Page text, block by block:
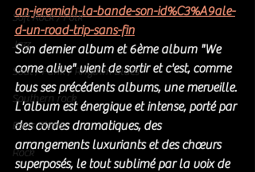
Soft Rock / Folk
Jazz
Soul / Funk / Rhythm Blues
Southern rock
Bons Plans
Rock
an-jeremiah-la-bande-son-id%C3%A9ale-
d-un-road-trip-sans-fin
Son dernier album et 6ème album "We
come alive" vient de sortir et c'est, comme
tous ses précédents albums, une merveille.
L'album est énergique et intense, porté par
des cordes dramatiques, des
arrangements luxuriants et des chœurs
superposés, le tout sublimé par la voix de